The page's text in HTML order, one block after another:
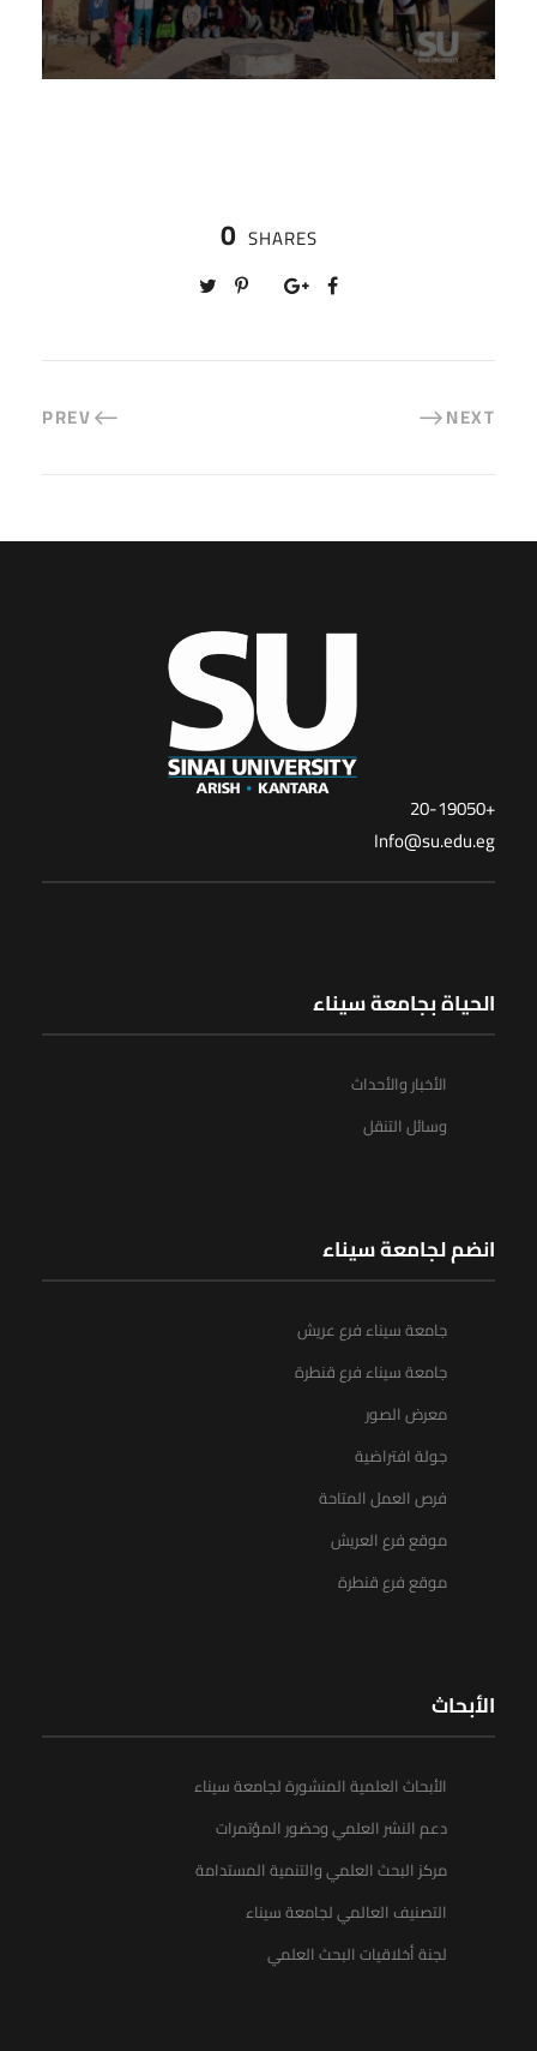
0 SHARES
PREV NEXT
+20-19050
Info@su.edu.eg
الحياة بجامعة سيناء
الأخبار والأحداث
وسائل التنقل
انضم لجامعة سيناء
جامعة سيناء فرع عريش
جامعة سيناء فرع قنطرة
معرض الصور
جولة افتراضية
فرص العمل المتاحة
موقع فرع العريش
موقع فرع قنطرة
الأبحاث
الأبحاث العلمية المنشورة لجامعة سيناء
دعم النشر العلمي وحضور المؤتمرات
مركز البحث العلمي والتنمية المستدامة
التصنيف العالمي لجامعة سيناء
لجنة أخلاقيات البحث العلمي